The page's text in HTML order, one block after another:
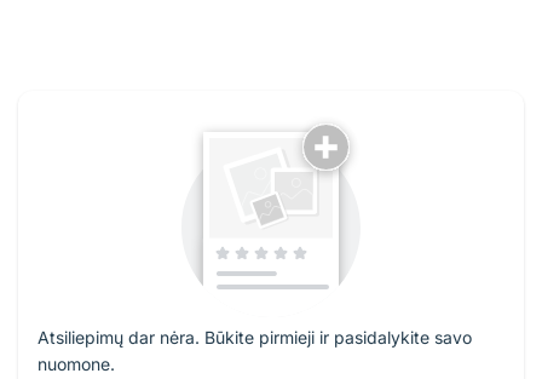
Atsiliepimų dar nėra. Būkite pirmieji ir pasidalykite savo
nuomone.